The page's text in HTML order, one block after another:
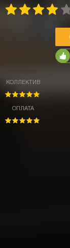
КОЛЛЕКТИВ
ОПЛАТА